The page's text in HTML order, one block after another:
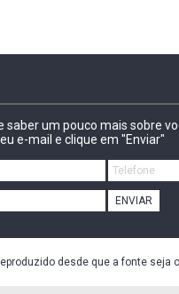
um pouco mais sobre
e-mail e clique em "Enviar"
ENVIAR
desde que a fonte seja